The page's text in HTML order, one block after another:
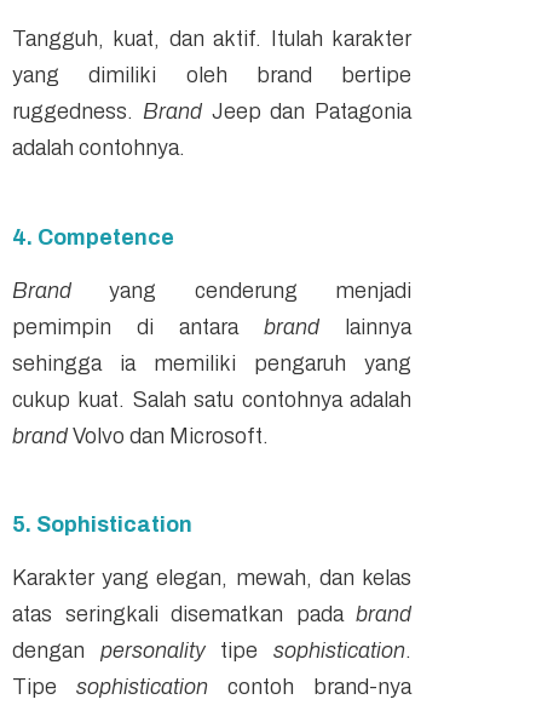
Tangguh, kuat, dan aktif. Itulah karakter
yang dimiliki oleh brand bertipe
ruggedness. BrandJeep dan Patagonia
adalah contohnya.
4. Competence
Brandyang cenderung menjadi
pemimpin di antara brand lainnya
sehingga ia memiliki pengaruh yang
cukup kuat. Salah satu contohnya adalah
brand Volvo dan Microsoft.
5. Sophistication
Karakter yang elegan, mewah, dan kelas
atas seringkali disematkan pada brand
dengan personality tipesophistication.
Tipe sophistication contoh brand-nya